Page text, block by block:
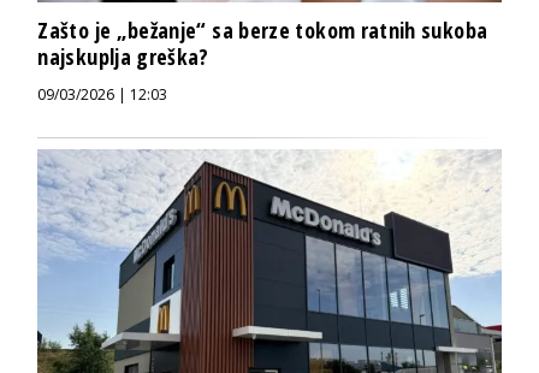
Zašto je „bežanje“ sa berze tokom ratnih sukoba
najskuplja greška?
09/03/2026 | 12:03